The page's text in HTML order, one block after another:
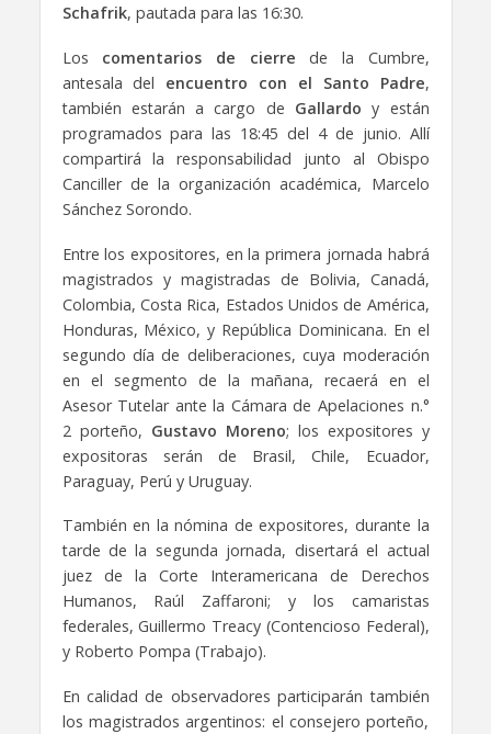
Schafrik, pautada para las 16:30.
Los comentarios de cierre de la Cumbre,
antesala del encuentro con el Santo Padre,
también estarán a cargo de Gallardo y están
programados para las 18:45 del 4 de junio. Allí
compartirá la responsabilidad junto al Obispo
Canciller de la organización académica, Marcelo
Sánchez Sorondo.
Entre los expositores, en la primera jornada habrá
magistrados y magistradas de Bolivia, Canadá,
Colombia, Costa Rica, Estados Unidos de América,
Honduras, México, y República Dominicana. En el
segundo día de deliberaciones, cuya moderación
en el segmento de la mañana, recaerá en el
Asesor Tutelar ante la Cámara de Apelaciones n.°
2 porteño, Gustavo Moreno; los expositores y
expositoras serán de Brasil, Chile, Ecuador,
Paraguay, Perú y Uruguay.
También en la nómina de expositores, durante la
tarde de la segunda jornada, disertará el actual
juez de la Corte Interamericana de Derechos
Humanos, Raúl Zaffaroni; y los camaristas
federales, Guillermo Treacy (Contencioso Federal),
y Roberto Pompa (Trabajo).
En calidad de observadores participarán también
los magistrados argentinos: el consejero porteño,